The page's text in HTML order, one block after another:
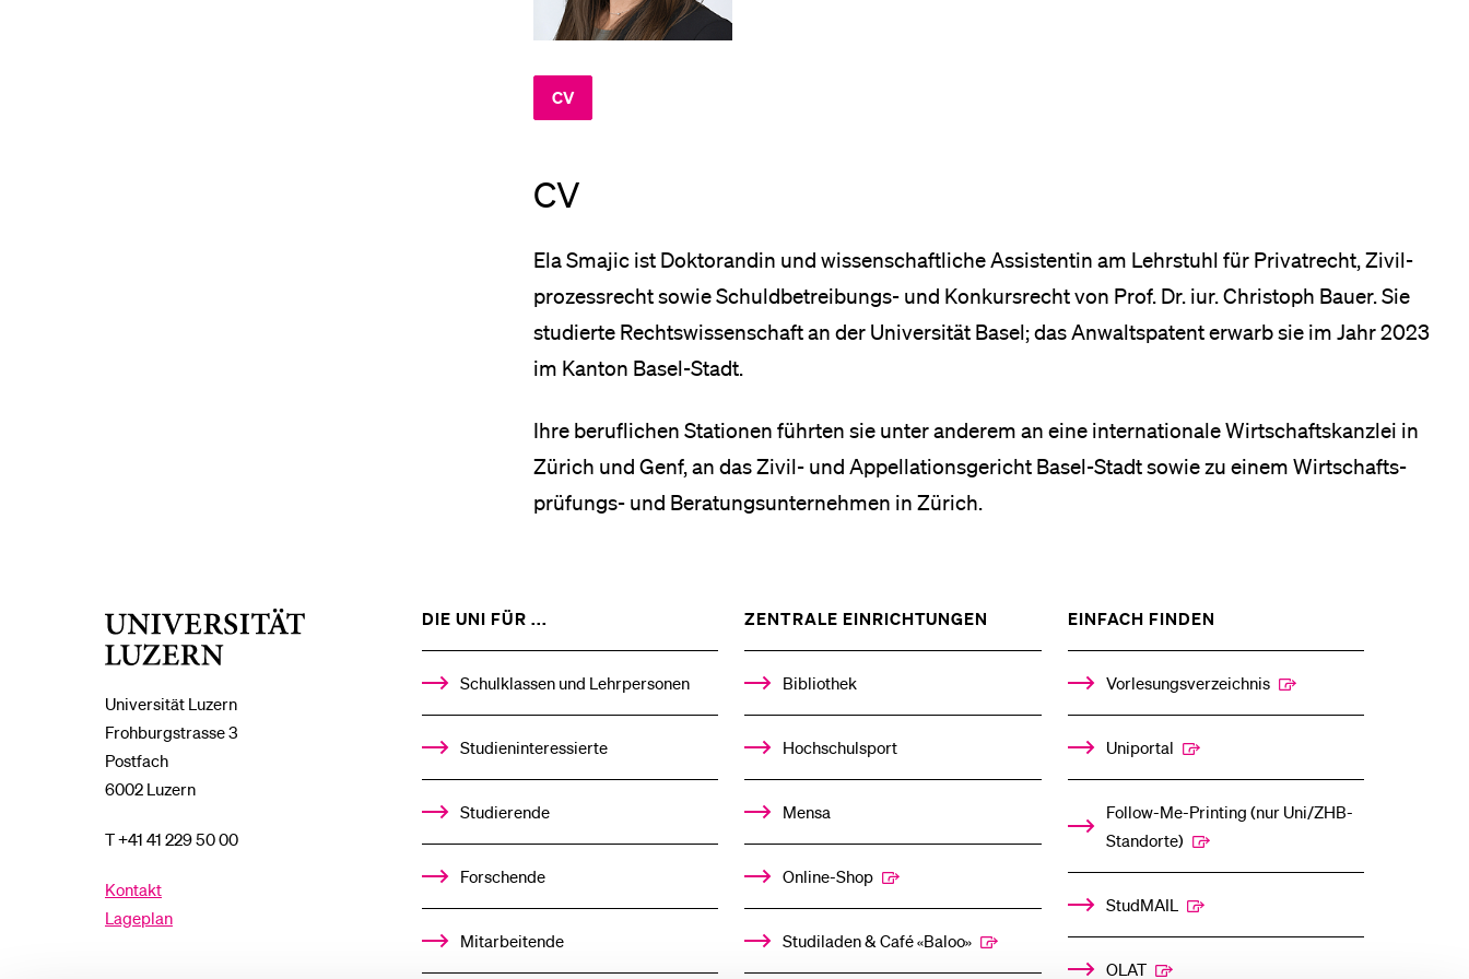
CV
CV
Ela Smajic ist Doktorandin und wissenschaftliche Assistentin am Lehrstuhl für Privatrecht, Zivil­
prozess­recht sowie Schuldbetreibungs- und Konkursrecht von Prof. Dr. iur. Christoph Bauer. Sie
studierte Rechtswissenschaft an der Universität Basel; das Anwaltspatent erwarb sie im Jahr 2023
im Kanton Basel-Stadt.
Ihre beruflichen Stationen führten sie unter anderem an eine internationale Wirtschaftskanzlei in
Zürich und Genf, an das Zivil- und Appellationsgericht Basel-Stadt sowie zu einem Wirtschafts­
prüfungs- und Beratungsunternehmen in Zürich.
Universität Luzern
Frohburgstrasse 3
Postfach
6002 Luzern
T +41 41 229 50 00
Kontakt
Lageplan
DIE UNI FÜR ...
%1$S
UNTERMENÜ
Schulklassen und Lehrpersonen
Studieninteressierte
Studierende
Forschende
Mitarbeitende
ZENTRALE EINRICHTUNGEN
%1$S
UNTERMENÜ
Bibliothek
Hochschulsport
Mensa
Online-Shop
Studiladen & Café «Baloo»
EINFACH FINDEN
%1$S
UNTERMENÜ
Vorlesungsverzeichnis
Uniportal
Follow-Me-Printing­ ­(nur Uni/ZHB-
Standorte)
StudMAIL
OLAT
Stellensuchende
Förderer